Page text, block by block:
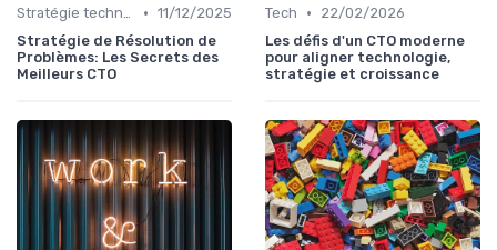
Stratégie technologique • 11/12/2025
Stratégie de Résolution de
Problèmes: Les Secrets des
Meilleurs CTO
Tech •
22/02/2026
Les défis d'un CTO moderne
pour aligner technologie,
stratégie et croissance